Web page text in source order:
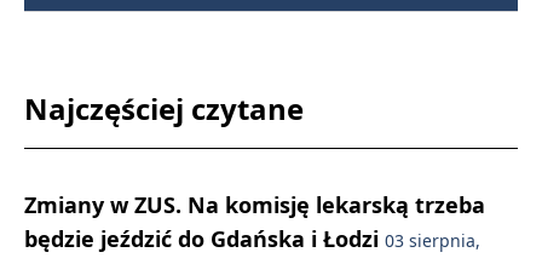
Najczęściej czytane
Zmiany w ZUS. Na komisję lekarską trzeba
będzie jeździć do Gdańska i Łodzi 03 sierpnia,